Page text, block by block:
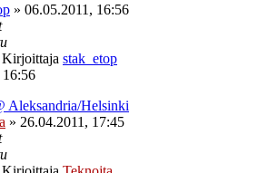
» 06.05.2011, 16:56
Kirjoittaja stak_etop
16:56
Aleksandria/Helsinki
» 26.04.2011, 17:45